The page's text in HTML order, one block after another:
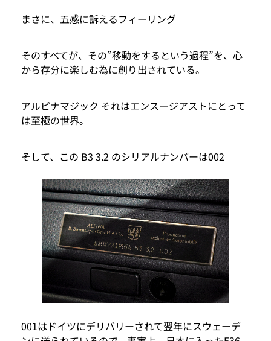
まさに、五感に訴えるフィーリング
そのすべてが、その”移動をするという過程”を、心
から存分に楽しむ為に創り出されている。
アルピナマジック それはエンスージアストにとって
は至極の世界。
そして、この B3 3.2 のシリアルナンバーは002
001はドイツにデリバリーされて翌年にスウェーデ